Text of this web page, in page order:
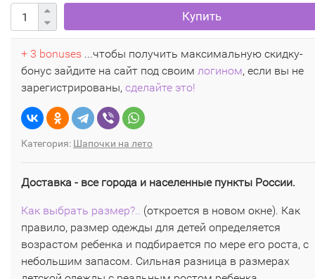
Купить
+ 3 bonuses ...чтобы получить максимальную скидку-
бонус зайдите на сайт под своим логином, если вы не
зарегистрированы, сделайте это!
Категория: Шапочки на лето
Доставка - все города и населенные пункты России.
Как выбрать размер?.. (откроется в новом окне). Как
правило, размер одежды для детей определяется
возрастом ребенка и подбирается по мере его роста, с
небольшим запасом. Сильная разница в размерах